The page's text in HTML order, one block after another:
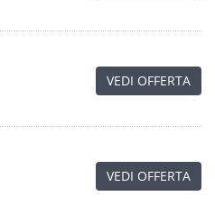
VEDI OFFERTA
VEDI OFFERTA